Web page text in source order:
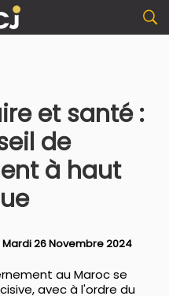
et santé :
de
à haut
Mardi 26 Novembre 2024
au Maroc se
avec à l'ordre du